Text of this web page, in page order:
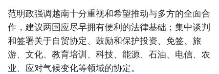
范明政强调越南十分重视和希望推动与多方的全面合
作，建议两国应尽早拥有便利的法律基础；集中谈判
和签署关于自贸协定、鼓励和保护投资、免签、旅
游、文化、教育培训、科技、能源、石油、电信、农
业、应对气候变化等领域的协定。